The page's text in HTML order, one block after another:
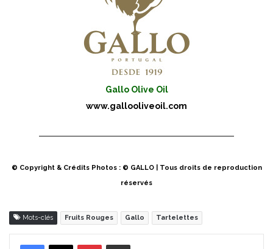
Gallo Olive Oil
www.gallooliveoil.com
© Copyright & Crédits Photos : © GALLO | Tous droits de reproduction
réservés
Mots-clés Fruits Rouges Gallo Tartelettes